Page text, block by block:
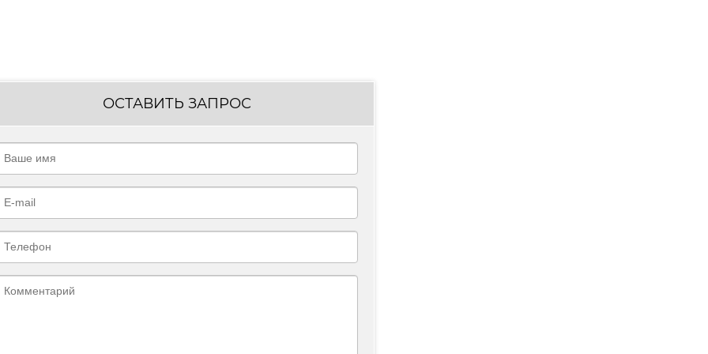
ОСТАВИТЬ ЗАПРОС